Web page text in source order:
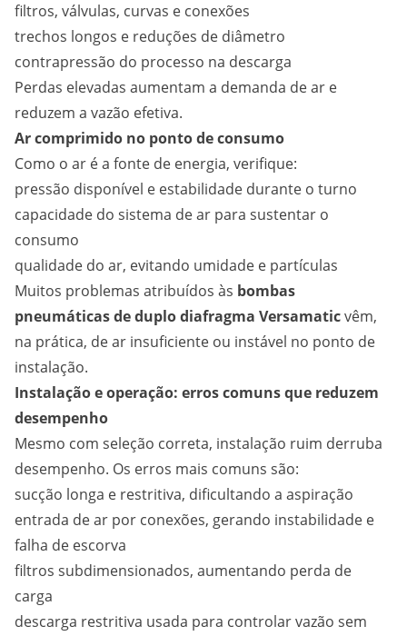
filtros, válvulas, curvas e conexões
trechos longos e reduções de diâmetro
contrapressão do processo na descarga
Perdas elevadas aumentam a demanda de ar e
reduzem a vazão efetiva.
Ar comprimido no ponto de consumo
Como o ar é a fonte de energia, verifique:
pressão disponível e estabilidade durante o turno
capacidade do sistema de ar para sustentar o
consumo
qualidade do ar, evitando umidade e partículas
Muitos problemas atribuídos às bombas
pneumáticas de duplo diafragma Versamaticvêm,
na prática, de ar insuficiente ou instável no ponto de
instalação.
Instalação e operação: erros comuns que reduzem
desempenho
Mesmo com seleção correta, instalação ruim derruba
desempenho. Os erros mais comuns são:
sucção longa e restritiva, dificultando a aspiração
entrada de ar por conexões, gerando instabilidade e
falha de escorva
filtros subdimensionados, aumentando perda de
carga
descarga restritiva usada para controlar vazão sem